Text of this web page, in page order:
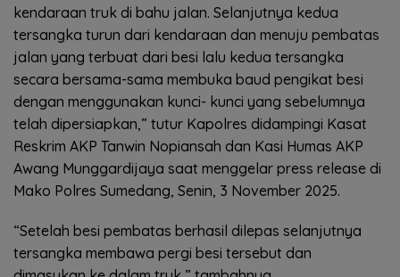
kendaraan truk di bahu jalan. Selanjutnya kedua
tersangka turun dari kendaraan dan menuju pembatas
jalan yang terbuat dari besi lalu kedua tersangka
secara bersama-sama membuka baud pengikat besi
dengan menggunakan kunci- kunci yang sebelumnya
telah dipersiapkan,” tutur Kapolres didampingi Kasat
Reskrim AKP Tanwin Nopiansah dan Kasi Humas AKP
Awang Munggardijaya saat menggelar press release di
Mako Polres Sumedang, Senin, 3 November 2025.
“Setelah besi pembatas berhasil dilepas selanjutnya
tersangka membawa pergi besi tersebut dan